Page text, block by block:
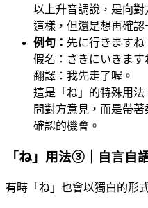
以上升音調說，是向
這樣，但還是想再確認
例句： 先に行きますね
假名：さきにいきます
翻譯：我先走了喔。
這是「ね」的特殊用
問對方意見，而是帶
確認的機會。
「ね」用法③｜自言自
有時「ね」也會以獨白的形